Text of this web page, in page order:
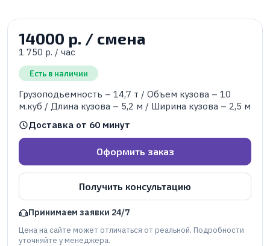
14000 р. / смена
1 750 р. / час
Есть в наличии
Грузоподьемность – 14,7 т / Объем кузова – 10
м.куб / Длина кузова – 5,2 м / Ширина кузова – 2,5 м
Доставка от 60 минут
Оформить заказ
Получить консультацию
Принимаем заявки 24/7
Цена на сайте может отличаться от реальной. Подробности
уточняйте у менеджера.